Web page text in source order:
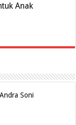
Anak
Soni